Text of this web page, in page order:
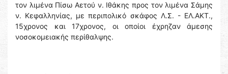
τον λιμένα Πίσω Αετού ν. Ιθάκης προς τον λιμένα Σάμης
ν. Κεφαλληνίας, με περιπολικό σκάφος Λ.Σ. - ΕΛ.ΑΚΤ.,
15χρονος και 17χρονος, οι οποίοι έχρηζαν άμεσης
νοσοκομειακής περίθαλψης.